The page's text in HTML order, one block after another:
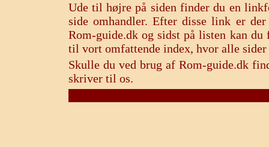
Ude til højre på siden finder du en
side omhandler. Efter disse link er
Rom-guide.dk og sidst på listen kan
til vort omfattende index, hvor alle
Skulle du ved brug af Rom-guide.dk
skriver til os.